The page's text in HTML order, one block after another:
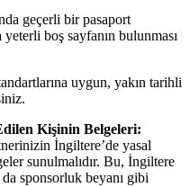
geçerli bir pasaport
boş sayfanın bulunması
uygun, yakın tarihli
Kişinin Belgeleri:
İngiltere’de yasal
sunulmalıdır. Bu, İngiltere
sponsorluk beyanı gibi